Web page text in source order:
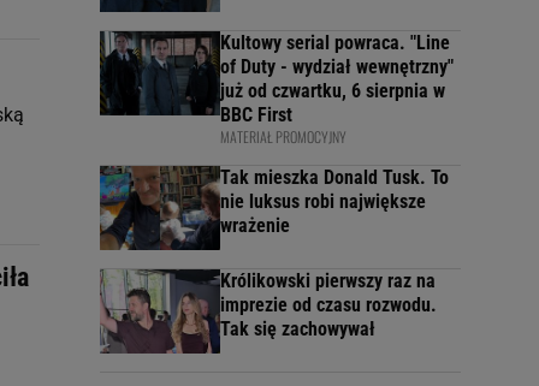
Kultowy serial powraca. "Line
of Duty - wydział wewnętrzny"
już od czwartku, 6 sierpnia w
BBC First
MATERIAŁ PROMOCYJNY
Tak mieszka Donald Tusk. To
nie luksus robi największe
wrażenie
Królikowski pierwszy raz na
imprezie od czasu rozwodu.
Tak się zachowywał